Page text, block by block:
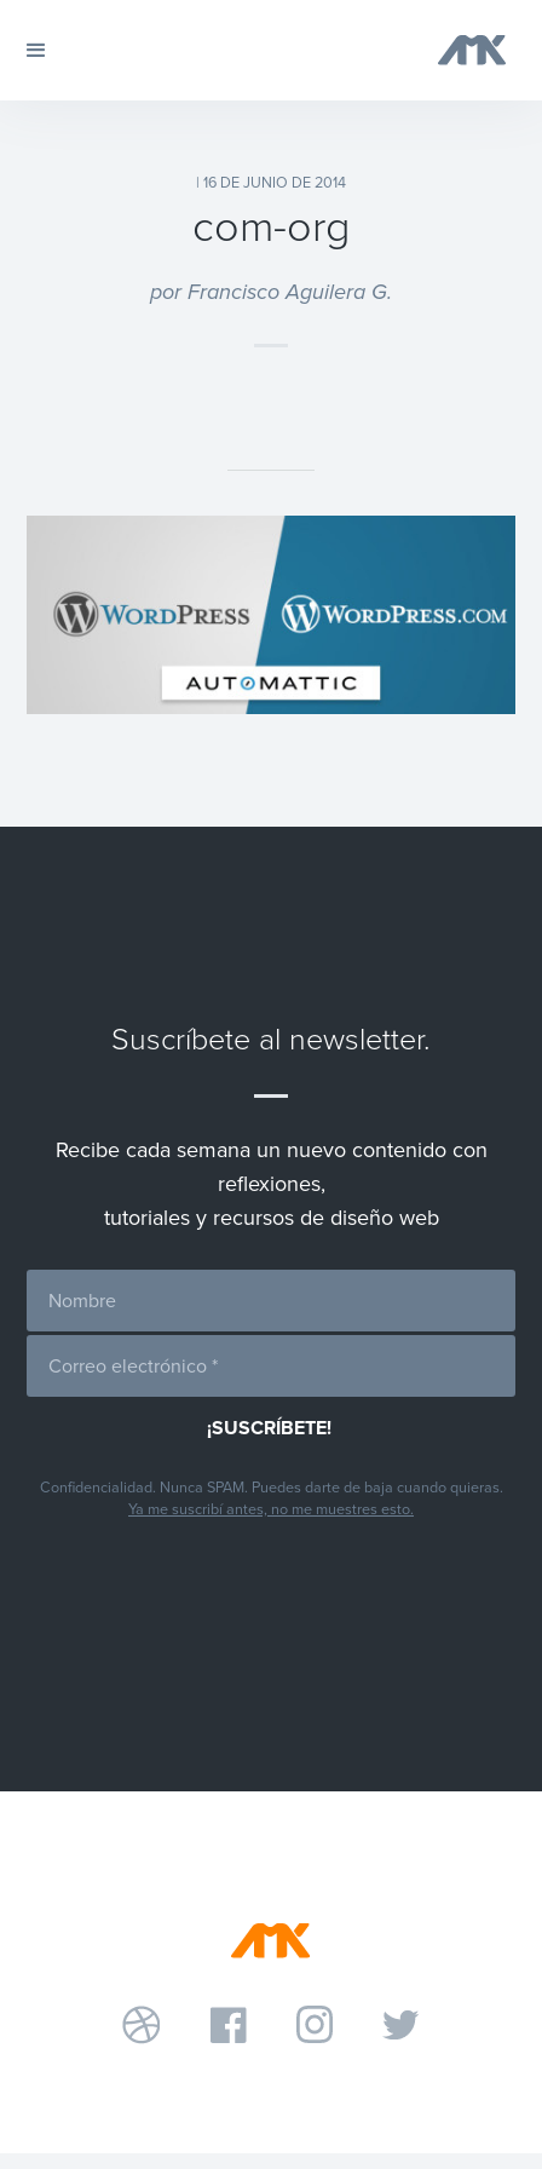
| 16 DE JUNIO DE 2014
com-org
por Francisco Aguilera G.
Suscríbete al newsletter.
Recibe cada semana un nuevo contenido con
reflexiones,
tutoriales y recursos de diseño web
Confidencialidad. Nunca SPAM. Puedes darte de baja cuando quieras.
Ya me suscribí antes, no me muestres esto.